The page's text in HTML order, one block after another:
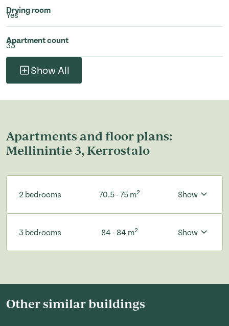
Drying room
Yes
Apartment count
33
Show All
Apartments and floor plans:
Mellinintie 3, Kerrostalo
2 bedrooms 70.5 - 75 m2 Show
3 bedrooms 84 - 84 m2 Show
Other similar buildings